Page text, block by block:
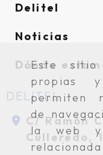
Este sitio
propias
permiten
de
la web y
Delitel
Noticias
Dónde
DELITEL
C/ Ramón
Culleredo,